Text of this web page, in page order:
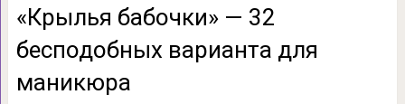
«Крылья бабочки» — 32
бесподобных варианта для
маникюра